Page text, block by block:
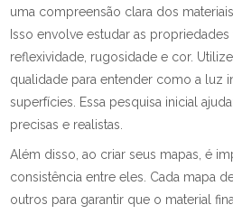
uma compreensão clara dos
Isso envolve estudar as
reflexividade, rugosidade e cor.
qualidade para entender como a luz
superfícies. Essa pesquisa inicial
precisas e realistas.
Além disso, ao criar seus mapas, é
consistência entre eles. Cada mapa
outros para garantir que o material